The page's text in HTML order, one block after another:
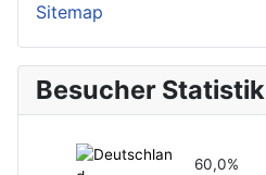
Sitemap
Besucher Statistik
60,0%